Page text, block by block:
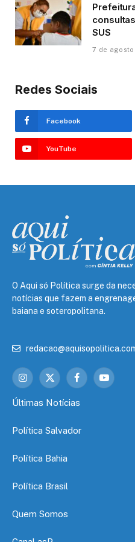
SUS
7 de
Redes Sociais
Facebook
YouTube
O Aqui só Política surge da
notícias que fazem a
baiana e soteropolitana.
Instagram
X
FacebookYouTube
Últimas Notícias
Política Salvador
Política Bahia
Política Brasil
Quem Somos